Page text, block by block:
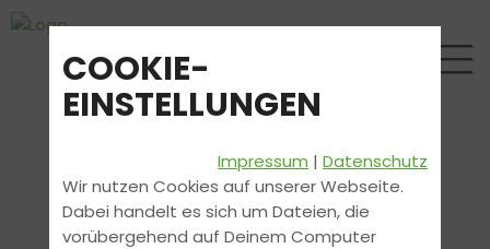
COOKIE-
EINSTELLUNGEN
Impressum |Datenschutz
Wir nutzen Cookies auf unserer Webseite.
Dabei handelt es sich um Dateien, die
vorübergehend auf Deinem Computer